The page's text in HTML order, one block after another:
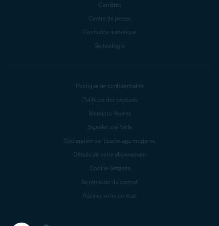
Carrières
Centre de presse
Confiance numérique
Technologie
Politique de confidentialité
Politique des produits
Mentions légales
Signaler une faille
Déclaration sur l’esclavage moderne
Détails de votre abonnement
Cookie Settings
Se rétracter du contrat
Résilier votre contrat